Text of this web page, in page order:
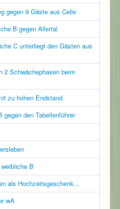
gegen 9 Gäste aus Celle
B gegen Allertal
C unterliegt den Gästen aus
2 Schwächephasen beim
zu hohen Endstand
gegen den Tabellenführer
B
als Hochzeitsgeschenk...
wA